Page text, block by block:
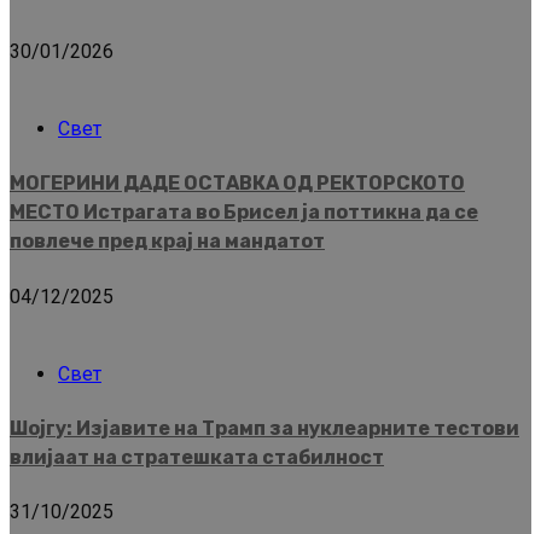
30/01/2026
Свет
МОГЕРИНИ ДАДЕ ОСТАВКА ОД РЕКТОРСКОТО
МЕСТО Истрагата во Брисел ја поттикна да се
повлече пред крај на мандатот
04/12/2025
Свет
Шојгу: Изјавите на Трамп за нуклеарните тестови
влијаат на стратешката стабилност
31/10/2025